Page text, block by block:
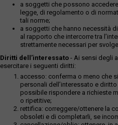
a soggetti che possono
legge, di regolamento o di
tali norme;
a soggetti che hanno necessità
al rapporto che intercorre tra
strettamente necessari per
Diritti dell’interessato - Ai sensi degli
esercitare i seguenti diritti:
accesso: conferma o meno che
personali dell’interessato e
possibile rispondere a richieste
o ripetitive;
rettifica: correggere/ottenere la
obsoleti e di completarli, se